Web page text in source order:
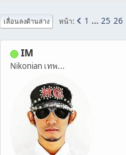
เลื่อนลงด้านล่าง หน้า 1 ... 25 26
IM
Nikonian เทพ...